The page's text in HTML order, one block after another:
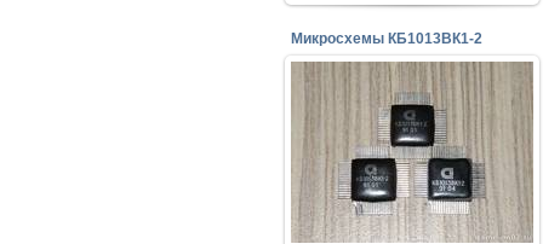
Микросхемы КБ1013ВК1-2
26.07.2016
Процессоры для игр типа НУ,
ПОГОДИ!
perepelin